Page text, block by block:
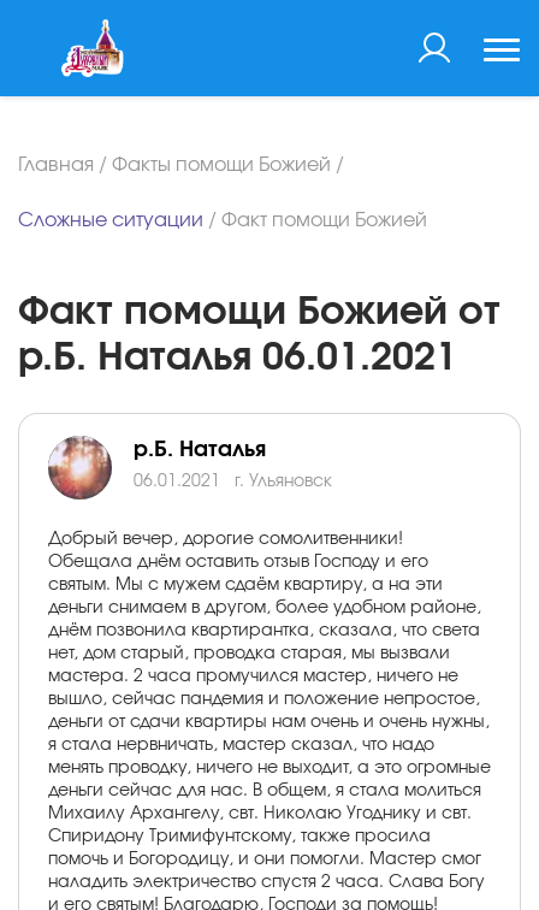
Главная / Факты помощи Божией /
Сложные ситуации / Факт помощи Божией
Факт помощи Божией от
р.Б. Наталья 06.01.2021
р.Б. Наталья
06.01.2021 г. Ульяновск
Добрый вечер, дорогие сомолитвенники!
Обещала днём оставить отзыв Господу и его
святым. Мы с мужем сдаём квартиру, а на эти
деньги снимаем в другом, более удобном районе,
днём позвонила квартирантка, сказала, что света
нет, дом старый, проводка старая, мы вызвали
мастера. 2 часа промучился мастер, ничего не
вышло, сейчас пандемия и положение непростое,
деньги от сдачи квартиры нам очень и очень нужны,
я стала нервничать, мастер сказал, что надо
менять проводку, ничего не выходит, а это огромные
деньги сейчас для нас. В общем, я стала молиться
Михаилу Архангелу, свт. Николаю Угоднику и свт.
Спиридону Тримифунтскому, также просила
помочь и Богородицу, и они помогли. Мастер смог
наладить электричество спустя 2 часа. Слава Богу
и его святым! Благодарю, Господи за помощь!